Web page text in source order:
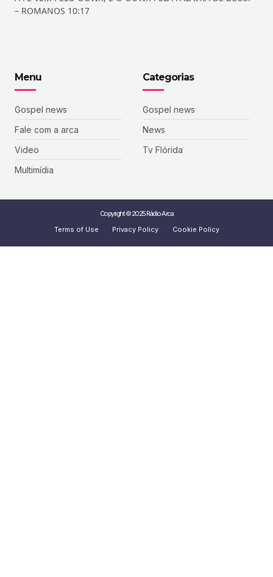
– ROMANOS 10:17
Menu
Gospel news
Fale com a arca
Video
Multimídia
Categorias
Gospel news
News
Tv Flórida
Copyright © 2025 Rádio Arca
Terms of Use
Privacy Policy Cookie Policy